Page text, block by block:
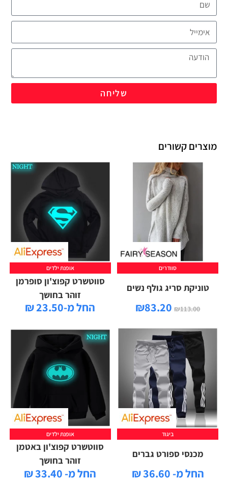
שליחה
מוצרים קשורים
סוודרים
טוניקת סריג גולף נשים
₪113.00
₪83.20
אופנת ילדים
סווטשרט קפוצ'ון סופרמן
זוהר בחושך
החל מ-23.50 ₪
ביגוד
מכנסי ספורט גברים
החל מ- 36.60 ₪
אופנת ילדים
סווטשרט קפוצ'ון באטמן
זוהר בחושך
החל מ- 33.40 ₪